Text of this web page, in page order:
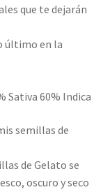
que te dejarán
último en la
Sativa 60% Indica
semillas de
de Gelato se
oscuro y seco